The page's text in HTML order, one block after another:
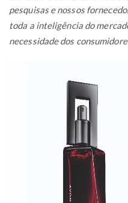
pesquisas e nossos
toda a inteligência do
necessidade dos